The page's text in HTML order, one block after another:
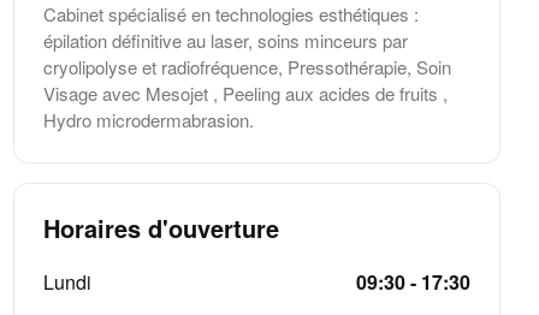
Cabinet spécialisé en technologies esthétiques :
épilation définitive au laser, soins minceurs par
cryolipolyse et radiofréquence, Pressothérapie, Soin
Visage avec Mesojet , Peeling aux acides de fruits ,
Hydro microdermabrasion.
Horaires d'ouverture
Lundi
09:30 - 17:30